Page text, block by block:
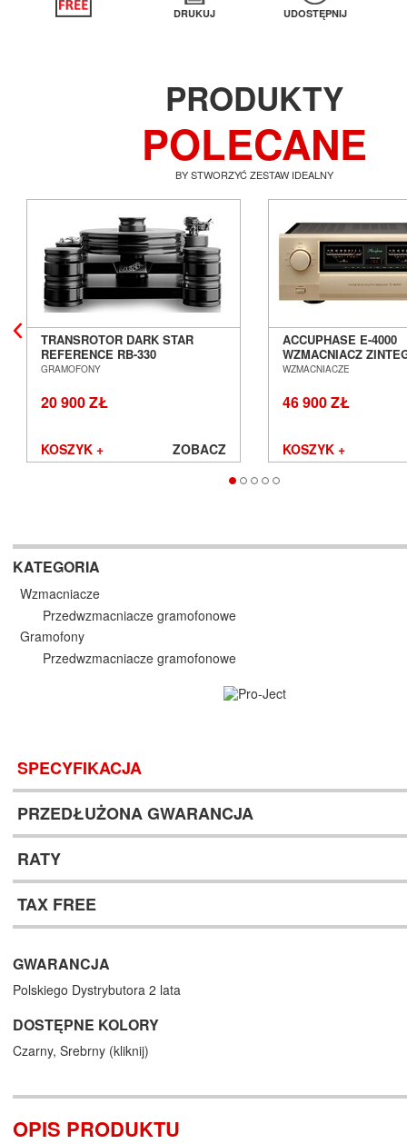
DRUKUJ UDOSTĘPNIJ
PRODUKTY
POLECANE
BY STWORZYĆ ZESTAW IDEALNY
TRANSROTOR DARK STAR
REFERENCE RB-330
GRAMOFON ANALOGOWY
GRAMOFONY
20 900 ZŁ
KOSZYK + ZOBACZ
ACCUPHASE E-4000
WZMACNIACZ
SALON POZNAŃ
WZMACNIACZE
46 900 ZŁ
KOSZYK +
KATEGORIA
Wzmacniacze
Przedwzmacniacze gramofonowe
Gramofony
Przedwzmacniacze gramofonowe
SPECYFIKACJA
PRZEDŁUŻONA GWARANCJA
RATY
TAX FREE
GWARANCJA
Polskiego Dystrybutora 2 lata
DOSTĘPNE KOLORY
Czarny, Srebrny (kliknij)
OPIS PRODUKTU